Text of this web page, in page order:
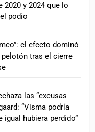
2020 y 2024 que lo
podio
el efecto dominó
tras el cierre
las “excusas
“Visma podría
igual hubiera perdido”